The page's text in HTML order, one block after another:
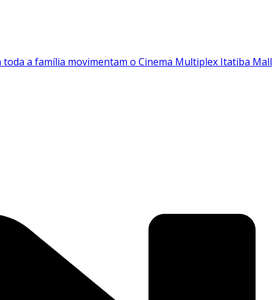
a família movimentam o Cinema Multiplex Itatiba Mall